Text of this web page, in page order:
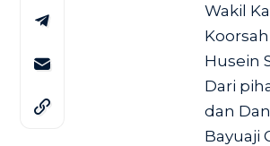
Wakil
Husein
Dari
dan
Bayuaji